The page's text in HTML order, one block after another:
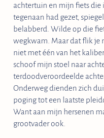
achtertuin en mijn fiets die
tegenaan had gezet,
belabberd. Wilde op die
wegkwam. Maar dat flik je
niet met één van het
schoof mijn stoel naar
terdoodveroordeelde
Onderweg dienden zich
poging tot een laatste
Want aan mijn hersenen
grootvader ook.